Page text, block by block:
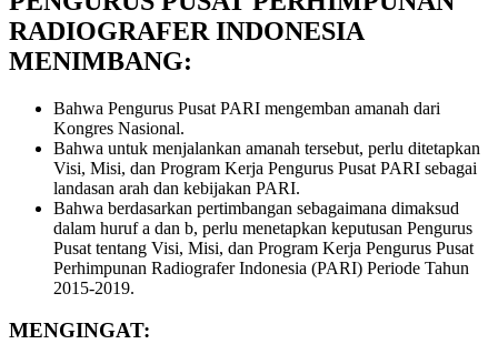
RADIOGRAFER INDONESIA
MENIMBANG:
Bahwa Pengurus Pusat PARI mengemban amanah dari
Kongres Nasional.
Bahwa untuk menjalankan amanah tersebut, perlu ditetapkan
Visi, Misi, dan Program Kerja Pengurus Pusat PARI sebagai
landasan arah dan kebijakan PARI.
Bahwa berdasarkan pertimbangan sebagaimana dimaksud
dalam huruf a dan b, perlu menetapkan keputusan Pengurus
Pusat tentang Visi, Misi, dan Program Kerja Pengurus Pusat
Perhimpunan Radiografer Indonesia (PARI) Periode Tahun
2015-2019.
MENGINGAT: